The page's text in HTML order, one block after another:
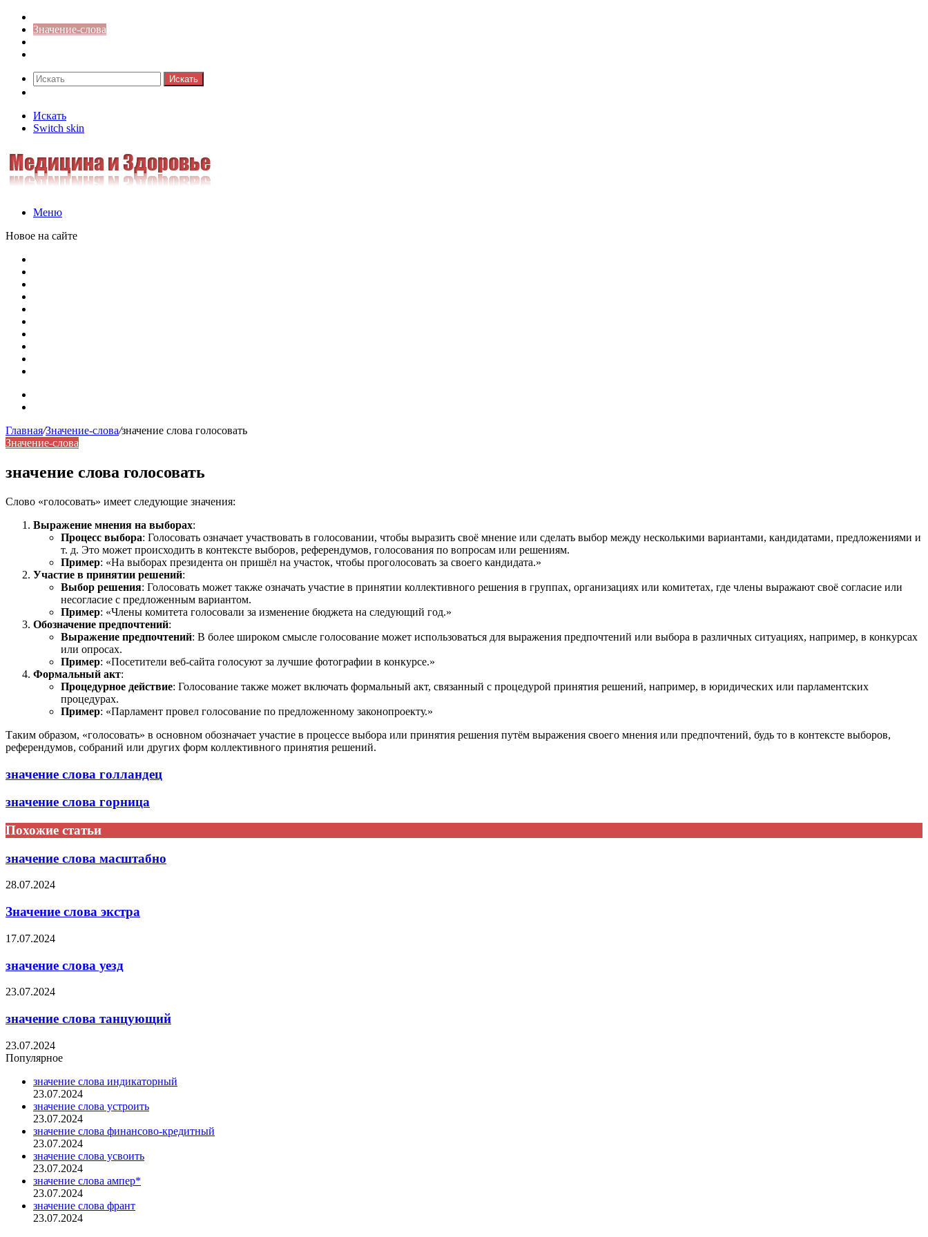
Значение-слова
Искать
Искать
Switch skin
Меню
Новое на сайте
Главная/Значение-слова/значение слова голосовать
Значение-слова
значение слова голосовать
Слово «голосовать» имеет следующие значения:
Выражение мнения на выборах:
Процесс выбора: Голосовать означает участвовать в голосовании, чтобы выразить своё мнение или сделать выбор между несколькими вариантами, кандидатами, предложениями и
т. д. Это может происходить в контексте выборов, референдумов, голосования по вопросам или решениям.
Пример: «На выборах президента он пришёл на участок, чтобы проголосовать за своего кандидата.»
Участие в принятии решений:
Выбор решения: Голосовать может также означать участие в принятии коллективного решения в группах, организациях или комитетах, где члены выражают своё согласие или
несогласие с предложенным вариантом.
Пример: «Члены комитета голосовали за изменение бюджета на следующий год.»
Обозначение предпочтений:
Выражение предпочтений: В более широком смысле голосование может использоваться для выражения предпочтений или выбора в различных ситуациях, например, в конкурсах
или опросах.
Пример: «Посетители веб-сайта голосуют за лучшие фотографии в конкурсе.»
Формальный акт:
Процедурное действие: Голосование также может включать формальный акт, связанный с процедурой принятия решений, например, в юридических или парламентских
процедурах.
Пример: «Парламент провел голосование по предложенному законопроекту.»
Таким образом, «голосовать» в основном обозначает участие в процессе выбора или принятия решения путём выражения своего мнения или предпочтений, будь то в контексте выборов,
референдумов, собраний или других форм коллективного принятия решений.
значение слова голландец
значение слова горница
Похожие статьи
значение слова масштабно
28.07.2024
Значение слова экстра
17.07.2024
значение слова уезд
23.07.2024
значение слова танцующий
23.07.2024
Популярное
значение слова индикаторный
23.07.2024
значение слова устроить
23.07.2024
значение слова финансово-кредитный
23.07.2024
значение слова усвоить
23.07.2024
значение слова ампер*
23.07.2024
значение слова франт
23.07.2024